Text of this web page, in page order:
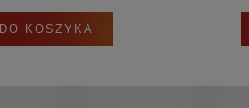
DO KOSZYKA